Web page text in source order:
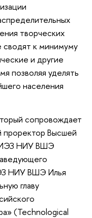
творческих
к минимуму
и другие
позволяя уделять
населения
сопровождает
проректор Высшей
НИУ ВШЭ
НИУ ВШЭ Илья
главу
(Technological